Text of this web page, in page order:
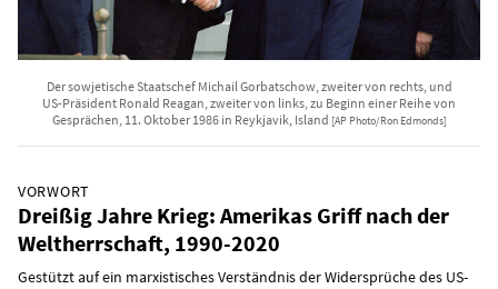
Der sowjetische Staatschef Michail Gorbatschow, zweiter von rechts, und
US-Präsident Ronald Reagan, zweiter von links, zu Beginn einer Reihe von
Gesprächen, 11. Oktober 1986 in Reykjavik, Island [AP Photo/Ron Edmonds]
VORWORT
Dreißig Jahre Krieg: Amerikas Griff nach der
Weltherrschaft, 1990-2020
Gestützt auf ein marxistisches Verständnis der Widersprüche des US-